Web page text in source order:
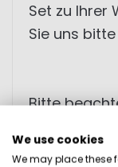
Set zu Ihrer
Sie uns
Bitte
richtet.
We use cookies
We may place these